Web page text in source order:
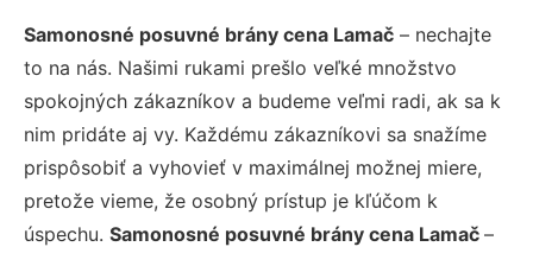
Samonosné posuvné brány cena Lamač – nechajte
to na nás. Našimi rukami prešlo veľké množstvo
spokojných zákazníkov a budeme veľmi radi, ak sa k
nim pridáte aj vy. Každému zákazníkovi sa snažíme
prispôsobiť a vyhovieť v maximálnej možnej miere,
pretože vieme, že osobný prístup je kľúčom k
úspechu. Samonosné posuvné brány cena Lamač –